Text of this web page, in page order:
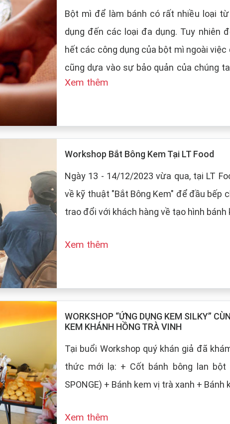
Bột mì để làm bánh có rất nhiều loại
dụng đến các loại đa dụng. Tuy nhiên
hết các công dụng của bột mì ngoài
cũng dựa vào sự bảo quản của chúng ta khi
LT Food sẽ đưa ra những cách bảo
Xem thêm
Workshop Bắt Bông Kem Tại LT Food
Ngày 13 - 14/12/2023 vừa qua, tại LT
về kỹ thuật "Bắt Bông Kem" để đầu bếp
trao đổi với khách hàng về tạo hình bánh
Xem thêm
WORKSHOP “ỨNG DỤNG KEM SILKY”
KEM KHÁNH HỒNG TRÀ VINH
Tại buổi Workshop quý khán giả đã
thức mới lạ: + Cốt bánh bông lan bột
SPONGE) + Bánh kem vị trà xanh + Bánh
Xem thêm